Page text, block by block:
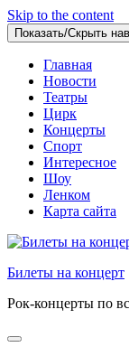
Skip to the content
Показать/Скрыть
Главная
Новости
Театры
Цирк
Концерты
Спорт
Интересное
Шоу
Ленком
Карта сайта
Билеты на концерт
Рок-концерты по